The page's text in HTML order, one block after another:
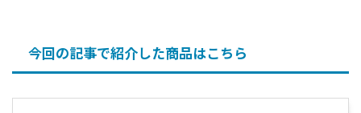
今回の記事で紹介した商品はこちら